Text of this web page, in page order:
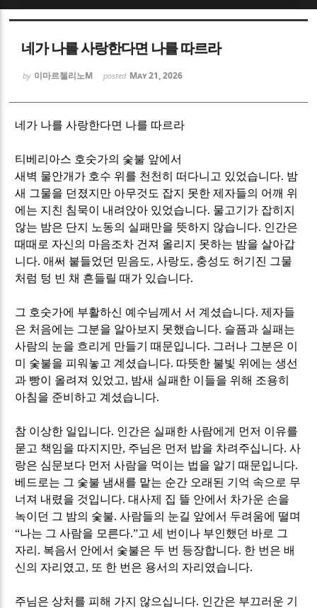
네가 나를 사랑한다면 나를 따르라
by 이마르첼리노M posted May 21, 2026
네가 나를 사랑한다면 나를 따르라
티베리아스 호숫가의 숯불 앞에서
새벽 물안개가 호수 위를 천천히 떠다니고 있었습니다. 밤
새 그물을 던졌지만 아무것도 잡지 못한 제자들의 어깨 위
에는 지친 침묵이 내려앉아 있었습니다. 물고기가 잡히지
않는 밤은 단지 노동의 실패만을 뜻하지 않습니다. 인간은
때때로 자신의 마음조차 건져 올리지 못하는 밤을 살아갑
니다. 애써 붙들었던 믿음도,사랑도, 충성도 허기진 그물
처럼 텅 빈 채 흔들릴 때가 있습니다.
그 호숫가에 부활하신 예수님께서 서 계셨습니다.제자들
은 처음에는 그분을 알아보지 못했습니다. 슬픔과 실패는
사람의 눈을 흐리게 만들기 때문입니다. 그러나 그분은 이
미 숯불을 피워놓고 계셨습니다. 따뜻한 불빛 위에는 생선
과 빵이 올려져 있었고, 밤새 실패한 이들을 위해 조용히
아침을 준비하고 계셨습니다.
참 이상한 일입니다. 인간은 실패한 사람에게 먼저 이유를
묻고 책임을 따지지만, 주님은 먼저 밥을 차려주십니다.사
랑은 심문보다 먼저 사람을 먹이는 법을 알기 때문입니다.
베드로는 그 숯불 냄새를 맡는 순간 오래된 기억 속으로 무
너져 내렸을 것입니다.대사제 집 뜰 안에서 차가운 손을
녹이던 그 밤의 숯불.사람들의 눈길 앞에서 두려움에 떨며
“나는 그 사람을 모른다.”고 세 번이나 부인했던 바로 그
자리 . 복음서 안에서 숯불은 두 번 등장합니다. 한 번은 배
신의 자리였고, 또 한 번은 용서의 자리였습니다.
주님은 상처를 피해 가지 않으십니다. 인간은 부끄러운 기
Sketchbook5, 스케치북5
Sketchbook5, 스케치북5
Sketchbook5, 스케치북5
Sketchbook5, 스케치북5